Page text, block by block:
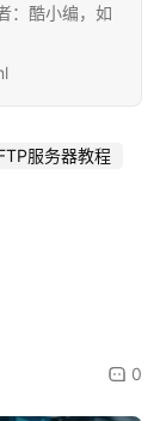
：酷小编，如
服务器教程
0